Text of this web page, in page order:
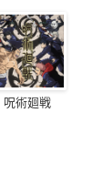
呪術廻戦